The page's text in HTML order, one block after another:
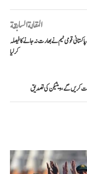
المقالة السابقة
قومی ٹیم نے بھارت نہ جانے کا فیصلہ
کر لیا
کریں گے، ویٹیکن کی تصدیق